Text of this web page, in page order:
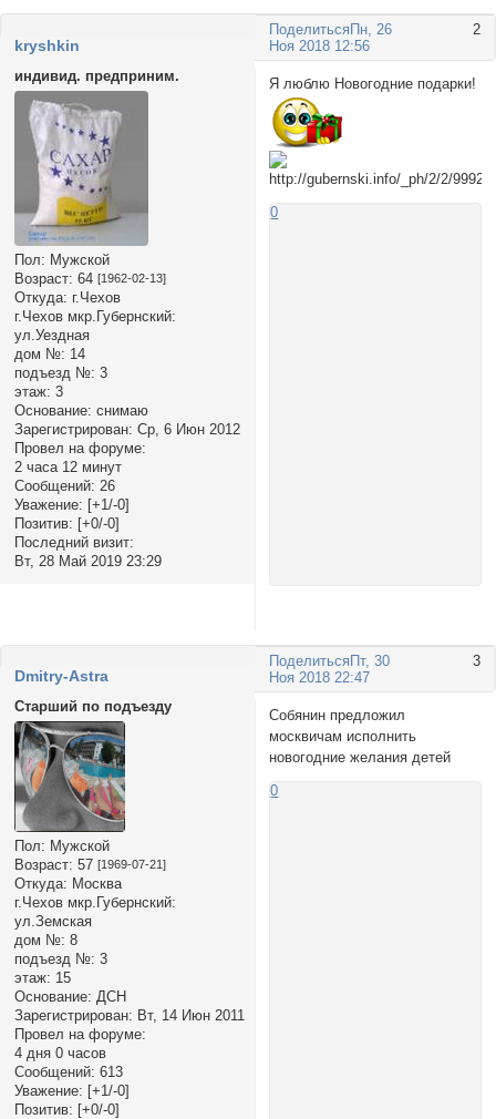
Поделиться 2
Пн, 26
Ноя 2018 12:56
kryshkin
индивид. предприним.
Пол: Мужской
Возраст: 64 [1962-02-13]
Откуда: г.Чехов
г.Чехов мкр.Губернский:
ул.Уездная
дом №: 14
подъезд №: 3
этаж: 3
Основание: снимаю
Зарегистрирован: Ср, 6 Июн 2012
Провел на форуме:
2 часа 12 минут
Сообщений: 26
Уважение: [+1/-0]
Позитив: [+0/-0]
Последний визит:
Вт, 28 Май 2019 23:29
Я люблю Новогодние подарки!
0
Поделиться 3
Пт, 30
Ноя 2018 22:47
Dmitry-Astra
Старший по подъезду
Пол: Мужской
Возраст: 57 [1969-07-21]
Откуда: Москва
г.Чехов мкр.Губернский:
ул.Земская
дом №: 8
подъезд №: 3
этаж: 15
Основание: ДСН
Зарегистрирован: Вт, 14 Июн 2011
Провел на форуме:
4 дня 0 часов
Сообщений: 613
Уважение: [+1/-0]
Позитив: [+0/-0]
Собянин предложил
москвичам исполнить
новогодние желания детей
0